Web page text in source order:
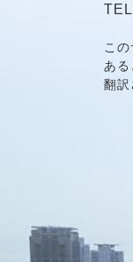
こ
ある
翻訳